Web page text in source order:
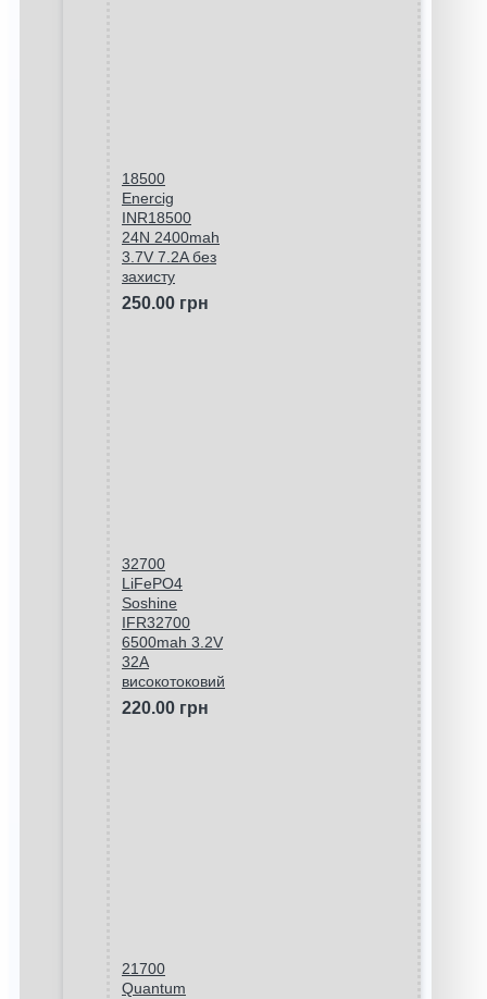
18500
Enercig
INR18500
24N 2400mah
3.7V 7.2A без
захисту
250.00 грн
32700
LiFePO4
Soshine
IFR32700
6500mah 3.2V
32A
високотоковий
220.00 грн
21700
Quantum